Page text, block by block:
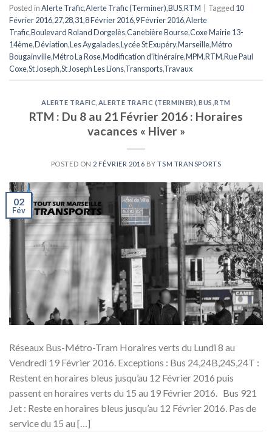
Posted inAlerte Trafic,Alerte Trafic (Terminer),BUS,RTM Tagged 10
Février 2016,27,28,31,8 Février 2016,9 Février 2016,Alerte
Trafic,Boulevard Roland Dorgelès,Canebière Bourse,Coxe Mairie 13-
14ème,Déviation,Les Aygalades,Lycée St Exupéry,Marseille,Métro
Bougainville,Métro La Rose,Modification d'itinéraire,MPM,RTM,Rue Paul
Coxe,St Joseph,St Joseph Les Lions,Transports,Travaux
ALERTE TRAFIC ALERTE TRAFIC (TERMINER) BUS ,RTM
RTM : Du 8 au 21 Février 2016 : Horaires
vacances « Hiver »
POSTED ON 2 FÉVRIER 2016 BYTSM TRANSPORTS
02
Fév
Réseaux Bus-Métro-Tram Horaires verts du Lundi 8 au
Vendredi 19 Février 2016. Exceptions : Bus 24,24B,24S,24T :
Restent en horaires bleus jusqu’au 12 Février 2016 puis
passent en horaires verts du 15 au 19 Février 2016. Bus 921
Jet : Reste en horaires bleus jusqu’au 12 Février 2016. Pas de
service du 15 au […]